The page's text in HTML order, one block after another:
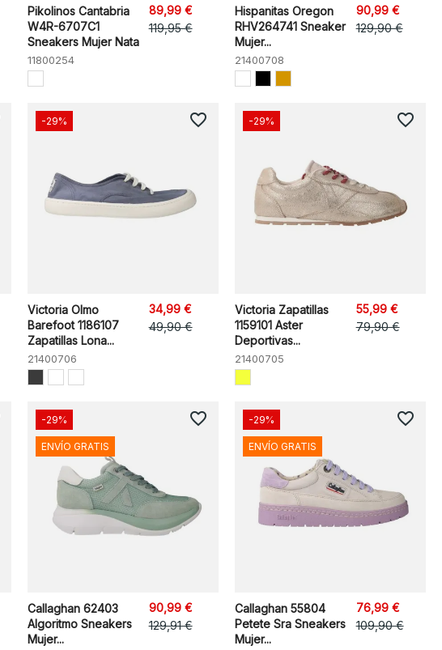
Pikolinos Cantabria
W4R-6707C1
Sneakers Mujer Nata
11800254
89,99 €
119,95 €
Hispanitas Oregon
RHV264741 Sneaker
Mujer...
21400708
90,99 €
129,90 €
Victoria Olmo
Barefoot 1186107
Zapatillas Lona...
21400706
34,99 €
49,90 €
-29% favorite_border
Victoria Zapatillas
1159101 Aster
Deportivas...
21400705
55,99 €
79,90 €
-29% favorite_border
Callaghan 62403
Algoritmo Sneakers
Mujer...
90,99 €
129,91 €
-29%
ENVÍO GRATIS
favorite_border
Callaghan 55804
Petete Sra Sneakers
Mujer...
76,99 €
109,90 €
-29%
ENVÍO GRATIS
favorite_border